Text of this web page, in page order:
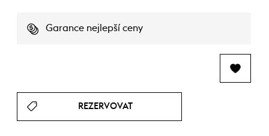
Garance nejlepší ceny
REZERVOVAT